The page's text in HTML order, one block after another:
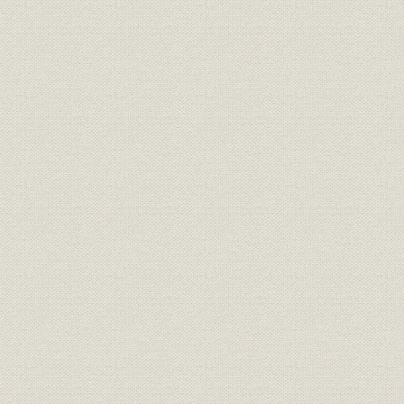
資料
事業の拡大・発展と戦時下の経
営 1917●大正6年→昭和20年
●1945
大正6年
年)